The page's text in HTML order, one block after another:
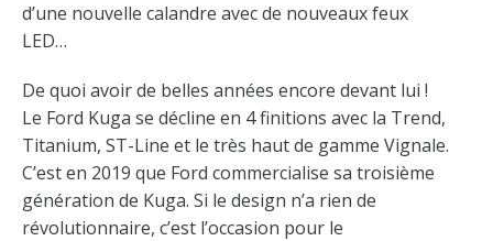
d’une nouvelle calandre avec de nouveaux feux
LED…
De quoi avoir de belles années encore devant lui !
Le Ford Kuga se décline en 4 finitions avec la Trend,
Titanium, ST-Line et le très haut de gamme Vignale.
C’est en 2019 que Ford commercialise sa troisième
génération de Kuga. Si le design n’a rien de
révolutionnaire, c’est l’occasion pour le